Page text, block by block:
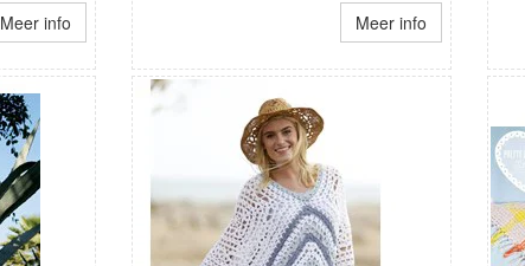
Meer info Meer info